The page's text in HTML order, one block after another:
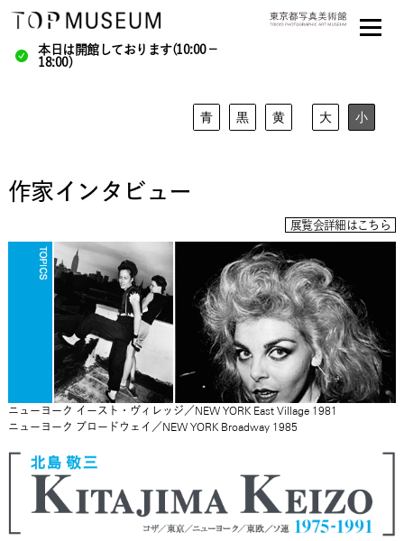
本日は開館しております(10:00－
18:00)
青 黒 黄 大 小
作家インタビュー
展覧会詳細はこちら
ニューヨーク イースト・ヴィレッジ／NEW YORK East Village 1981
ニューヨーク ブロードウェイ／NEW YORK Broadway 1985